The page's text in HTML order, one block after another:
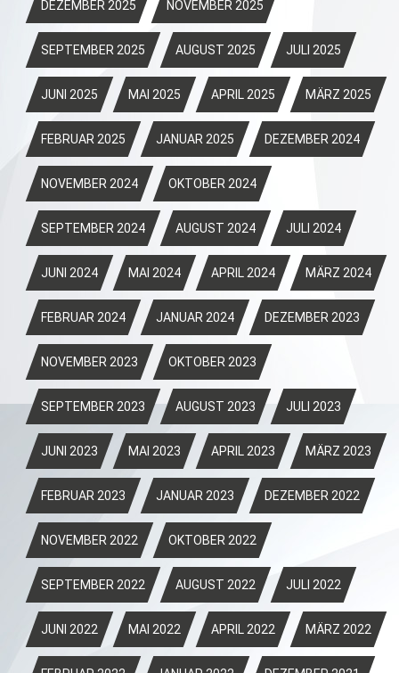
DEZEMBER 2025 NOVEMBER 2025
SEPTEMBER 2025 AUGUST 2025 JULI 2025
JUNI 2025 MAI 2025 APRIL 2025 MÄRZ 2025
FEBRUAR 2025 JANUAR 2025 DEZEMBER 2024
NOVEMBER 2024 OKTOBER 2024
SEPTEMBER 2024 AUGUST 2024 JULI 2024
JUNI 2024 MAI 2024 APRIL 2024 MÄRZ 2024
FEBRUAR 2024 JANUAR 2024 DEZEMBER 2023
NOVEMBER 2023 OKTOBER 2023
SEPTEMBER 2023 AUGUST 2023 JULI 2023
JUNI 2023 MAI 2023 APRIL 2023 MÄRZ 2023
FEBRUAR 2023 JANUAR 2023 DEZEMBER 2022
NOVEMBER 2022 OKTOBER 2022
SEPTEMBER 2022 AUGUST 2022 JULI 2022
JUNI 2022 MAI 2022 APRIL 2022 MÄRZ 2022